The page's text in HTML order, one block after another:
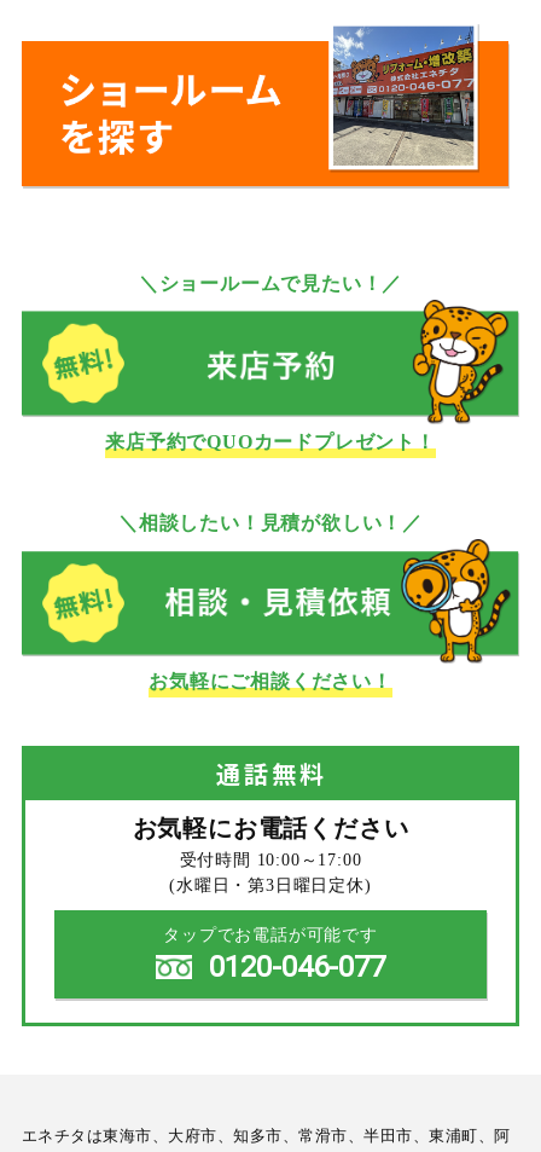
＼ショールームで見たい！／
来店予約でQUOカードプレゼント！
＼相談したい！見積が欲しい！／
お気軽にご相談ください！
通話無料
お気軽にお電話ください
受付時間 10:00～17:00
(水曜日・第3日曜日定休)
タップでお電話が可能です
0120-046-077
エネチタは東海市、大府市、知多市、常滑市、半田市、東浦町、阿